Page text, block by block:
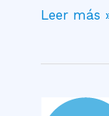
Leer más
Caso